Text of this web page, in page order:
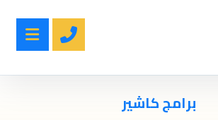
برامج كاشير